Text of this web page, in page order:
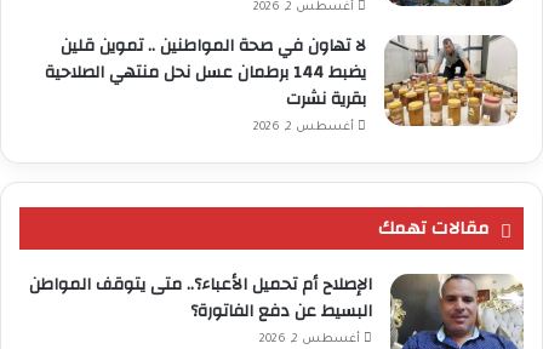
أغسطس 2, 2026
لا تهاون في صحة المواطنين .. تموين قلين
يضبط 144 برطمان عسل نحل منتهي الصلاحية
بقرية نشرت
أغسطس 2, 2026
مقالات تهمك
الإصلاح أم تحميل الأعباء؟.. متى يتوقف المواطن
البسيط عن دفع الفاتورة؟
أغسطس 2, 2026